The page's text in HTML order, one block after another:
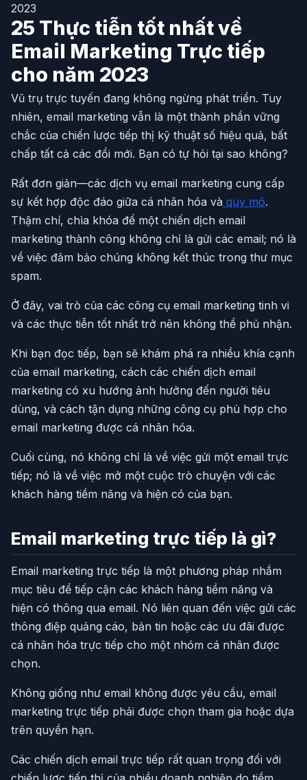
2023
25 Thực tiễn tốt nhất về
Email Marketing Trực tiếp
cho năm 2023
Vũ trụ trực tuyến đang không ngừng phát triển. Tuy
nhiên, email marketing vẫn là một thành phần vững
chắc của chiến lược tiếp thị kỹ thuật số hiệu quả, bất
chấp tất cả các đổi mới. Bạn có tự hỏi tại sao không?
Rất đơn giản—các dịch vụ email marketing cung cấp
sự kết hợp độc đáo giữa cá nhân hóa và quy mô.
Thậm chí, chìa khóa để một chiến dịch email
marketing thành công không chỉ là gửi các email; nó là
về việc đảm bảo chúng không kết thúc trong thư mục
spam.
Ở đây, vai trò của các công cụ email marketing tinh vi
và các thực tiễn tốt nhất trở nên không thể phủ nhận.
Khi bạn đọc tiếp, bạn sẽ khám phá ra nhiều khía cạnh
của email marketing, cách các chiến dịch email
marketing có xu hướng ảnh hưởng đến người tiêu
dùng, và cách tận dụng những công cụ phù hợp cho
email marketing được cá nhân hóa.
Cuối cùng, nó không chỉ là về việc gửi một email trực
tiếp; nó là về việc mở một cuộc trò chuyện với các
khách hàng tiềm năng và hiện có của bạn.
Email marketing trực tiếp là gì?
Email marketing trực tiếp là một phương pháp nhắm
mục tiêu để tiếp cận các khách hàng tiềm năng và
hiện có thông qua email. Nó liên quan đến việc gửi các
thông điệp quảng cáo, bản tin hoặc các ưu đãi được
cá nhân hóa trực tiếp cho một nhóm cá nhân được
chọn.
Không giống như email không được yêu cầu, email
marketing trực tiếp phải được chọn tham gia hoặc dựa
trên quyền hạn.
Các chiến dịch email trực tiếp rất quan trọng đối với